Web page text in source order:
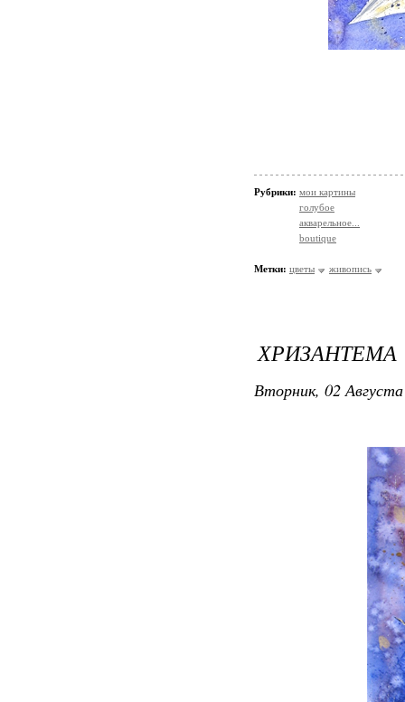
Рубрики: мои картины
голубое
акварельное...
boutique
Метки: цветы живопись
ХРИЗАНТЕМА
Вторник, 02